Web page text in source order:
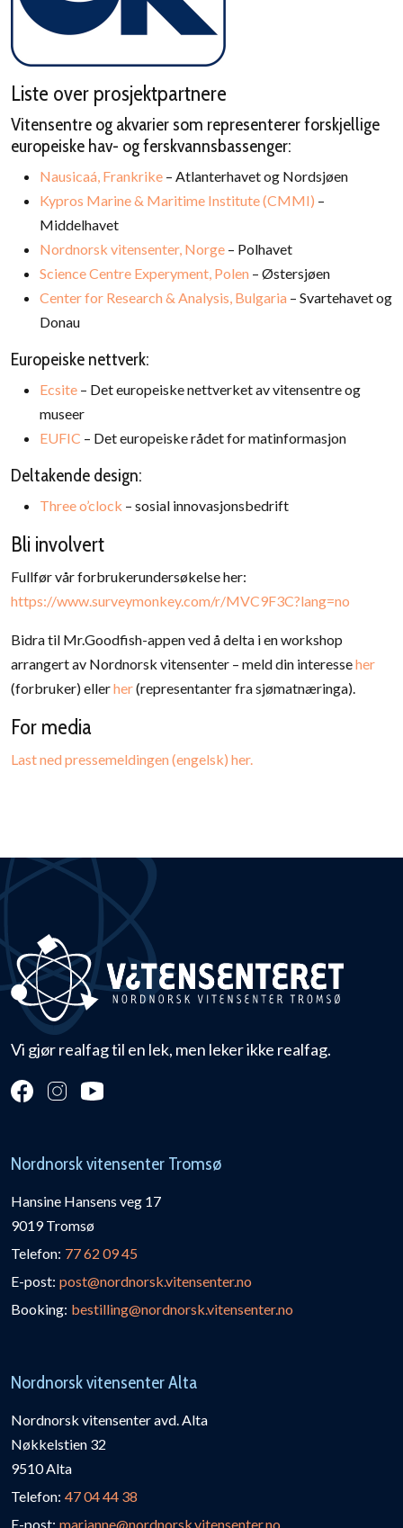
Liste over prosjektpartnere
Vitensentre og akvarier som representerer forskjellige
europeiske hav- og ferskvannsbassenger:
Nausicaá, Frankrike – Atlanterhavet og Nordsjøen
Kypros Marine & Maritime Institute (CMMI) –
Middelhavet
Nordnorsk vitensenter, Norge – Polhavet
Science Centre Experyment, Polen – Østersjøen
Center for Research & Analysis, Bulgaria – Svartehavet og
Donau
Europeiske nettverk:
Ecsite – Det europeiske nettverket av vitensentre og
museer
EUFIC – Det europeiske rådet for matinformasjon
Deltakende design:
Three o’clock – sosial innovasjonsbedrift
Bli involvert
Fullfør vår forbrukerundersøkelse her:
https://www.surveymonkey.com/r/MVC9F3C?lang=no
Bidra til Mr.Goodfish-appen ved å delta i en workshop
arrangert av Nordnorsk vitensenter – meld din interesseher
(forbruker) ellerher(representanter fra sjømatnæringa).
For media
Last ned pressemeldingen (engelsk) her.
Vi gjør realfag til en lek, men leker ikke realfag.
Nordnorsk vitensenter Tromsø
Hansine Hansens veg 17
9019 Tromsø
Telefon: 77 62 09 45
E-post: post@nordnorsk.vitensenter.no
Booking: bestilling@nordnorsk.vitensenter.no
Nordnorsk vitensenter Alta
Nordnorsk vitensenter avd. Alta
Nøkkelstien 32
9510 Alta
Telefon: 47 04 44 38
E-post: marianne@nordnorsk.vitensenter.no